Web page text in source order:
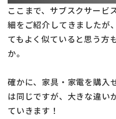
ここまで、サブスクサービ
細をご紹介してきましたが
てもよく似ていると思う方
か。
確かに、家具・家電を購入
は同じですが、大きな違い
ていきます！